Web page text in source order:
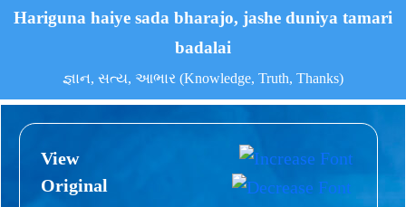
Hariguna haiye sada bharajo, jashe duniya tamari
badalai
જ્ઞાન, સત્ય, આભાર (Knowledge, Truth, Thanks)
View
Original